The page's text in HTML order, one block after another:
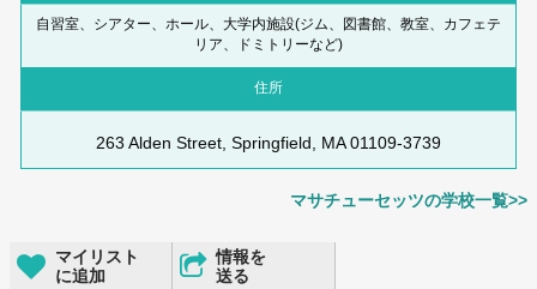
自習室、シアター、ホール、大学内施設(ジム、図書館、教室、カフェテ
リア、ドミトリーなど)
住所
263 Alden Street, Springfield, MA 01109-3739
マサチューセッツの学校一覧>>
マイリスト
に追加
情報を
送る